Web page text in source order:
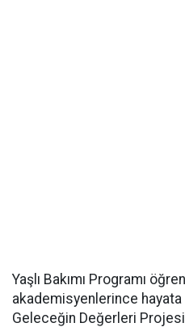
Yaşlı Bakımı Programı
akademisyenlerince
Geleceğin Değerleri